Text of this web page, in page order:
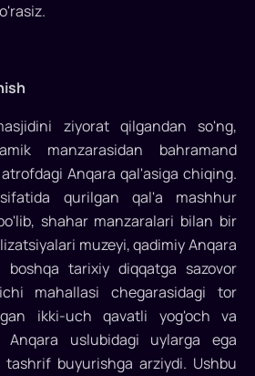
ziyorat qilgandan so'ng,
manzarasidan bahramand
Anqara qal'asiga chiqing.
qurilgan qal'a mashhur
shahar manzaralari bilan bir
muzeyi, qadimiy Anqara
tarixiy diqqatga sazovor
mahallasi chegarasidagi tor
ikki-uch qavatli yog'och va
Anqara uslubidagi uylarga ega
buyurishga arziydi. Ushbu